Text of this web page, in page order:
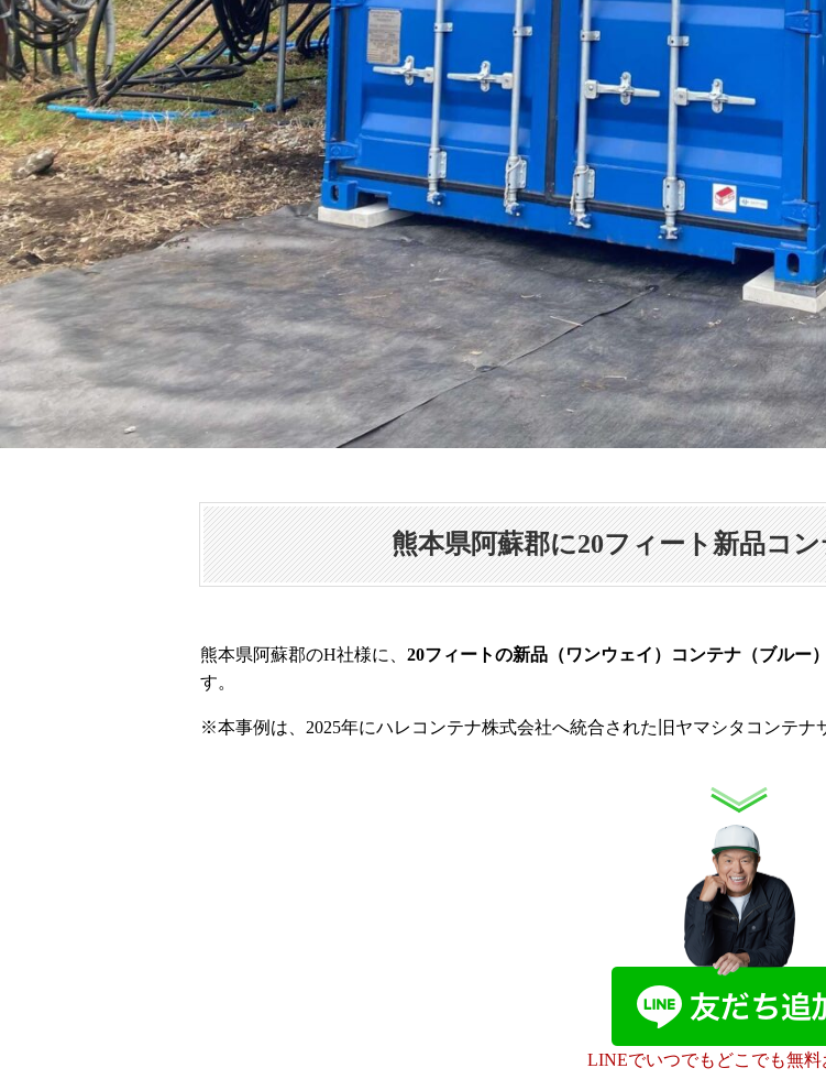
熊本県阿蘇郡に20フィート新品コ
熊本県阿蘇郡のH社様に、 20フィートの新品（ワンウェイ）コンテナ（ブルー）
す。
※本事例は、2025年にハレコンテナ株式会社へ統合された旧ヤマシタコンテナ
LINEでいつでもどこでも無料